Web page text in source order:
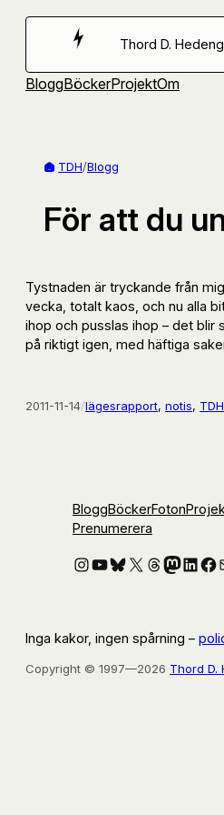
Hoppa
Thord D.
BloggBöckerProjektOm
TDH/Blogg
För att du
Tystnaden är tryckande från
vecka, totalt kaos, och nu alla
ihop och pusslas ihop – det blir
på riktigt igen, med häftiga
2011-11-14/lägesrapport, notis, TDH
BloggBöckerFoton
Prenumerera
Instagram
YouTube
Bluesky
X Threads
Inga kakor, ingen spårning –
Copyright © 1997—2026 Thord D.